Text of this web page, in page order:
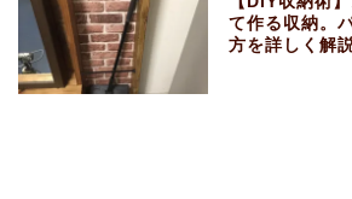
て作る収納。
方を詳しく解